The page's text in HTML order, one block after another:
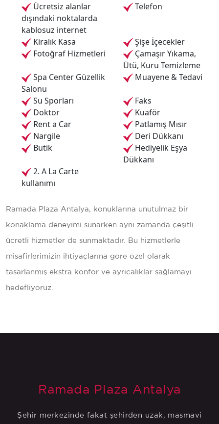
Ücretsiz alanlar
dışındaki noktalarda
kablosuz internet
Telefon
Kiralık Kasa
Şişe İçecekler
Fotoğraf Hizmetleri
Çamaşır Yıkama,
Ütü, Kuru Temizleme
Spa Center Güzellik
Salonu
Muayene & Tedavi
Su Sporları
Faks
Doktor
Kuaför
Rent a Car
Patlamış Mısır
Nargile
Deri Dükkanı
Butik
Hediyelik Eşya
Dükkanı
2. A La Carte
kullanımı
Ramada Plaza Antalya, konuklarına unutulmaz bir
konaklama deneyimi sunarken aynı zamanda çeşitli
ücretli hizmetler de sunmaktadır. Bu hizmetlerle
misafirlerimizin ihtiyaçlarına göre özel olarak
tasarlanmış ekstra konfor ve ayrıcalıklar sağlamayı
hedefliyoruz.
Ramada Plaza Antalya
Şehir merkezinde fakat şehirden uzak, masmavi